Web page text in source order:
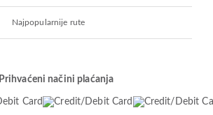
Najpopularnije rute
Prihvaćeni načini plaćanja